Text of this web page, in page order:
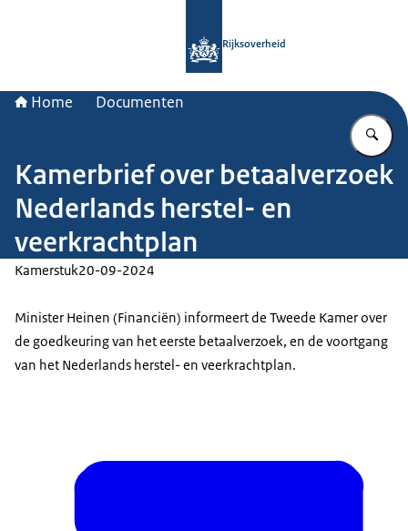
Rijksoverheid
Home Documenten
Kamerbrief over betaalverzoek
Nederlands herstel- en
veerkrachtplan
Kamerstuk20-09-2024
Minister Heinen (Financiën) informeert de Tweede Kamer over
de goedkeuring van het eerste betaalverzoek, en de voortgang
van het Nederlands herstel- en veerkrachtplan.